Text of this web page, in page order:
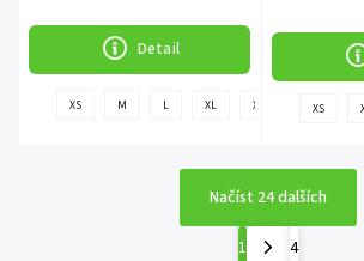
Detail
XS M L XL XXL
další
XS
Načíst 24 dalších
1
4